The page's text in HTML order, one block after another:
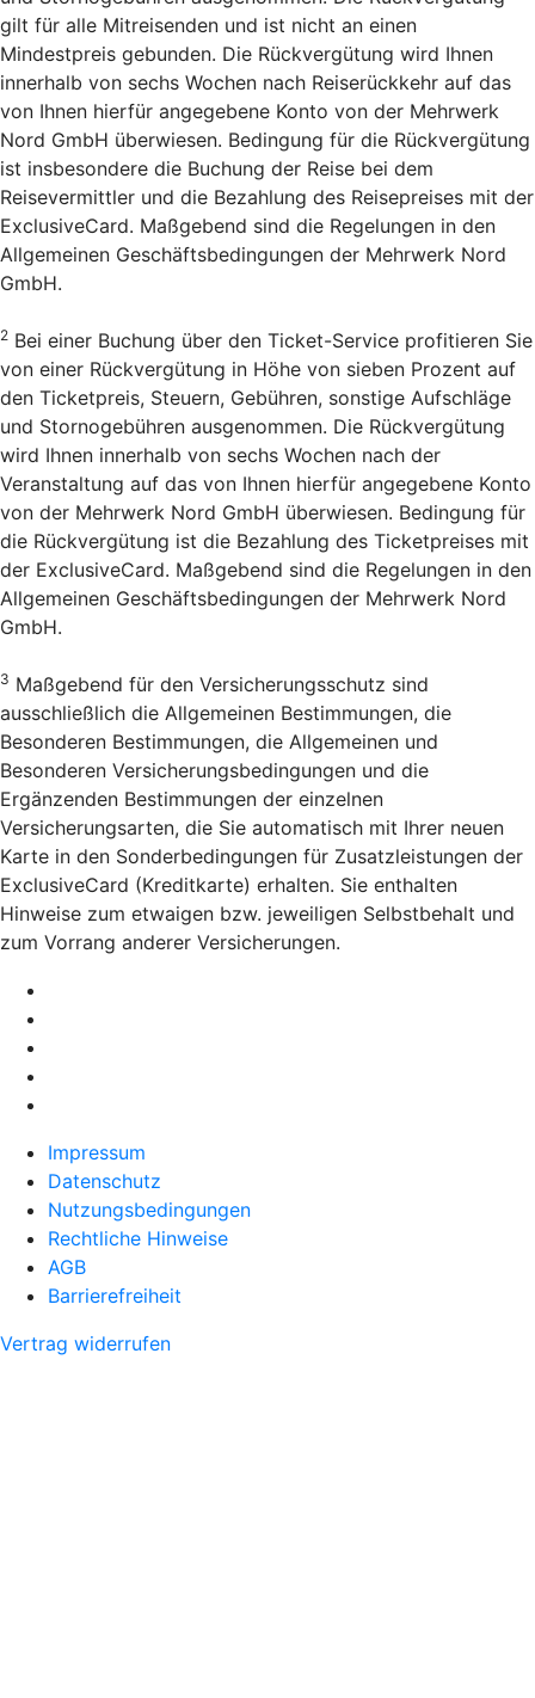
gilt für alle Mitreisenden und ist nicht an einen
Mindestpreis gebunden. Die Rückvergütung wird Ihnen
innerhalb von sechs Wochen nach Reiserückkehr auf das
von Ihnen hierfür angegebene Konto von der Mehrwerk
Nord GmbH überwiesen. Bedingung für die Rückvergütung
ist insbesondere die Buchung der Reise bei dem
Reisevermittler und die Bezahlung des Reisepreises mit der
ExclusiveCard. Maßgebend sind die Regelungen in den
Allgemeinen Geschäftsbedingungen der Mehrwerk Nord
GmbH.
2 Bei einer Buchung über den Ticket-Service profitieren Sie
von einer Rückvergütung in Höhe von sieben Prozent auf
den Ticketpreis, Steuern, Gebühren, sonstige Aufschläge
und Stornogebühren ausgenommen. Die Rückvergütung
wird Ihnen innerhalb von sechs Wochen nach der
Veranstaltung auf das von Ihnen hierfür angegebene Konto
von der Mehrwerk Nord GmbH überwiesen. Bedingung für
die Rückvergütung ist die Bezahlung des Ticketpreises mit
der ExclusiveCard. Maßgebend sind die Regelungen in den
Allgemeinen Geschäftsbedingungen der Mehrwerk Nord
GmbH.
3 Maßgebend für den Versicherungsschutz sind
ausschließlich die Allgemeinen Bestimmungen, die
Besonderen Bestimmungen, die Allgemeinen und
Besonderen Versicherungsbedingungen und die
Ergänzenden Bestimmungen der einzelnen
Versicherungsarten, die Sie automatisch mit Ihrer neuen
Karte in den Sonderbedingungen für Zusatzleistungen der
ExclusiveCard (Kreditkarte) erhalten. Sie enthalten
Hinweise zum etwaigen bzw. jeweiligen Selbstbehalt und
zum Vorrang anderer Versicherungen.
Impressum
Datenschutz
Nutzungsbedingungen
Rechtliche Hinweise
AGB
Barrierefreiheit
Vertrag widerrufen